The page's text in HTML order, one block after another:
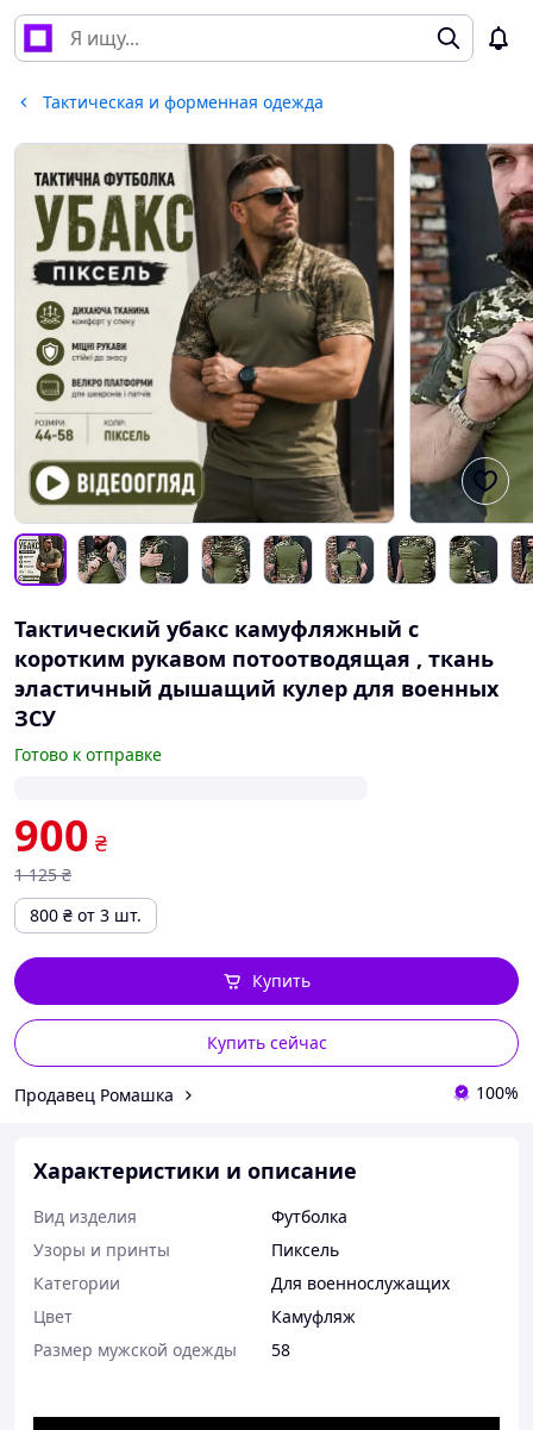
Тактическая и форменная одежда
Тактический убакс камуфляжный с
коротким рукавом потоотводящая , ткань
эластичный дышащий кулер для военных
ЗСУ
Готово к отправке
900 ₴
1 125 ₴
800 ₴ от 3 шт.
Купить сейчас
Купить
Продавец Ромашка 100%
Характеристики и описание
Вид изделия
Футболка
Узоры и принты
Пиксель
Категории
Для военнослужащих
Цвет
Камуфляж
Размер мужской одежды
58